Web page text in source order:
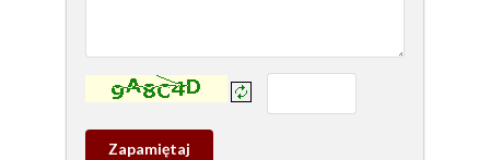
Kontrola - wprowadź tekst z obrazka:
Zapamietaj